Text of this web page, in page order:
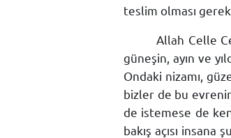
teslim olması
Allah Celle
güneşin, ayın ve
Ondaki nizamı,
bizler de bu
de istemese de
bakış açısı